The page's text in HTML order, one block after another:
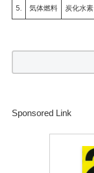
5. 気体燃料 炭化水素
Sponsored Link